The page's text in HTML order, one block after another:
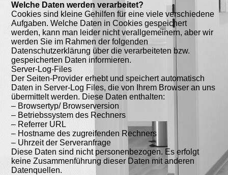
Welche Daten werden verarbeitet?
Cookies sind kleine Gehilfen für eine viele verschiedene
Aufgaben. Welche Daten in Cookies gespeichert
werden, kann man leider nicht verallgemeinern, aber wir
werden Sie im Rahmen der folgenden
Datenschutzerklärung über die verarbeiteten bzw.
gespeicherten Daten informieren.
Server-Log-Files
Der Seiten-Provider erhebt und speichert automatisch
Daten in Server-Log Files, die von Ihrem Browser an uns
übermittelt werden. Diese Daten enthalten:
– Browsertyp/ Browserversion
– Betriebssystem des Rechners
– Referrer URL
– Hostname des zugreifenden Rechners
– Uhrzeit der Serveranfrage
Diese Daten sind nicht personenbezogen. Es erfolgt
keine Zusammenführung dieser Daten mit anderen
Datenquellen.